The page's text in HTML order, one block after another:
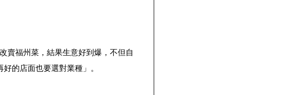
賣福州菜，結果生意好到爆，不但自
的店面也要選對業種」。